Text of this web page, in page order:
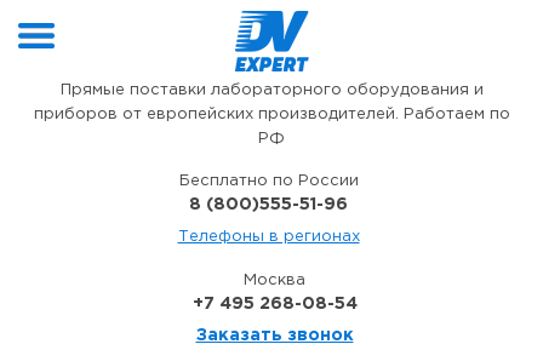
Прямые поставки лабораторного оборудования и
приборов от европейских производителей. Работаем по
РФ
Бесплатно по России
8 (800)555-51-96
Телефоны в регионах
Москва
+7 495 268-08-54
Заказать звонок